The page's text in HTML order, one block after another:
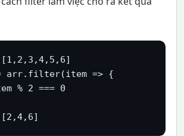
arr.filter(item => {
% 2 === 0